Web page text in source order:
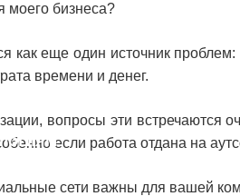
моего бизнеса?
как еще один источник
времени и денег.
вопросы эти встречаются
если работа отдана на
сети важны для вашей